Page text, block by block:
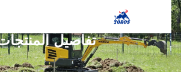
تفاصيل المنتجات